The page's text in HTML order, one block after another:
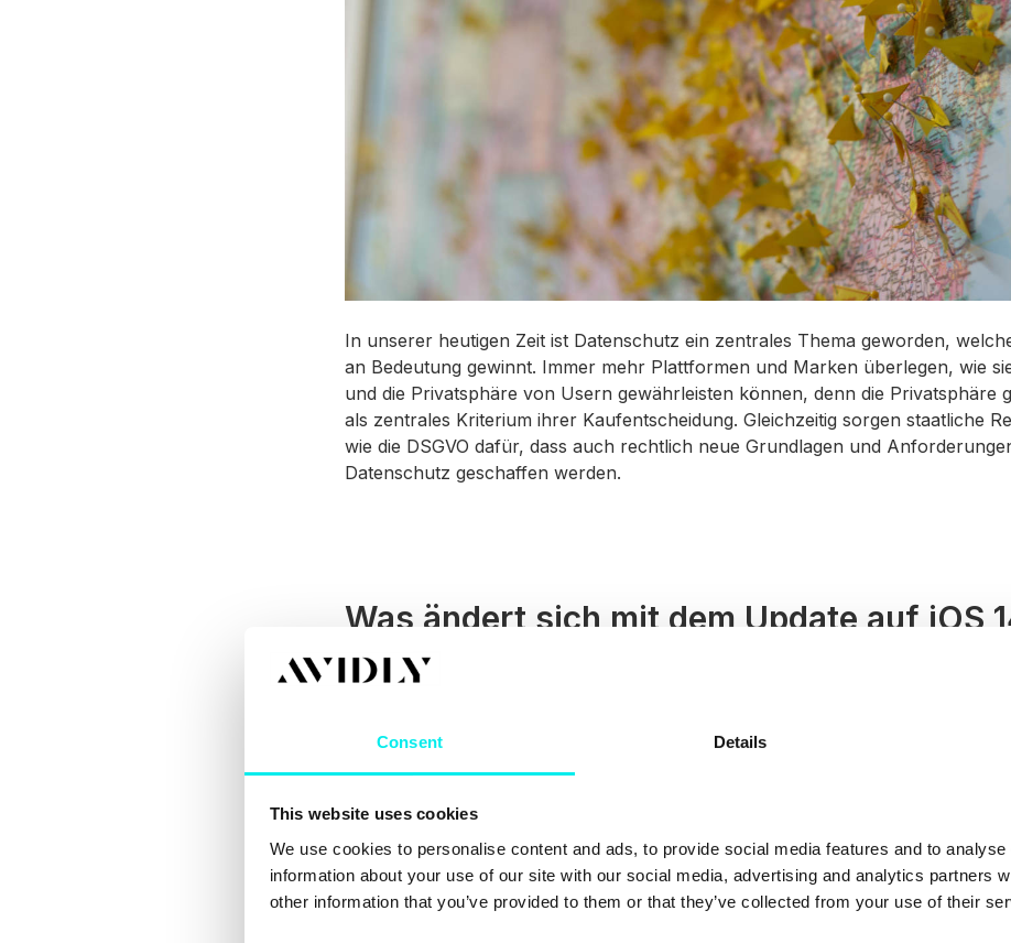
Consent Details
This website uses cookies
We use cookies to personalise content and ads, to provide social media features and to
information about your use of our site with our social media, advertising and analytics partners
other information that you’ve provided to them or that they’ve collected from your use of their
In unserer heutigen Zeit ist Datenschutz ein zentrales Thema geworden,
an Bedeutung gewinnt. Immer mehr Plattformen und Marken überlegen, wie
und die Privatsphäre von Usern gewährleisten können, denn die Privatsphäre
als zentrales Kriterium ihrer Kaufentscheidung. Gleichzeitig sorgen staatliche
wie die DSGVO dafür, dass auch rechtlich neue Grundlagen und
Datenschutz geschaffen werden.
Was ändert sich mit dem Update auf iOS
Apples Antwort auf diese Entwicklung ist iOS 14.5. Diese neue Version des
App-Entwickler nicht nur dazu, das Tracking von Daten und Aktivitäten ihrer
genehmigen möchte oder nicht. Außerdem kann der Nutzer einsehen, wie das
weitergegeben werden.
Somit muss jede App, die auf die spezifische Werbe-ID eines Gerätes Zugriff